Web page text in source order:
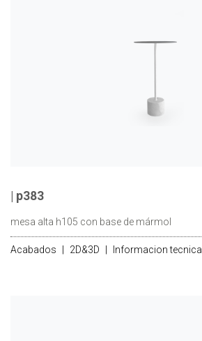
| p383
mesa alta h105 con base de mármol
Acabados 2D&3D Informacion tecnica